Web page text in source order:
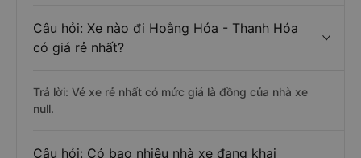
Câu hỏi: Xe nào đi Hoằng Hóa - Thanh Hóa
có giá rẻ nhất?
Trả lời: Vé xe rẻ nhất có mức giá là đồng của nhà xe
null.
Câu hỏi: Có bao nhiêu nhà xe đang khai